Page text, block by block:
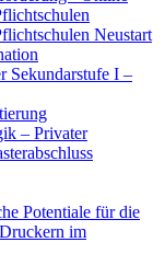
Neustart
Sekundarstufe I –
– Privater
Potentiale für die
im